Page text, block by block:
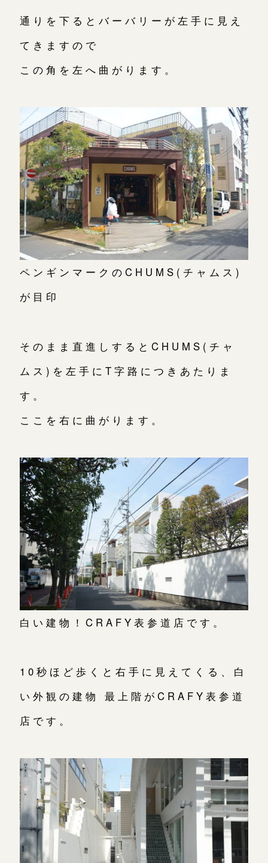
通りを下るとバーバリーが左手に見え
てきますので
この角を左へ曲がります。
ペンギンマークのCHUMS(チャムス)
が目印
そのまま直進しするとCHUMS(チャ
ムス)を左手にT字路につきあたりま
す。
ここを右に曲がります。
白い建物！CRAFY表参道店です。
10秒ほど歩くと右手に見えてくる、白
い外観の建物 最上階がCRAFY表参道
店です。